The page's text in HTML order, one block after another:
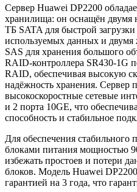
Сервер Huawei DP2200
хранилища: он оснащён двумя
ТБ SATA для быстрой
используемых данных и
SAS для хранения большого
RAID-контроллера SR430-1G
RAID, обеспечивая высокую
надёжность хранения. Сервер
высокоскоростные сетевые
и 2 порта 10GE, что
способность и стабильное
Для обеспечения стабильного
блоками питания мощностью
избежать простоев и потери
блоков. Модель Huawei
гарантией на 3 года, что